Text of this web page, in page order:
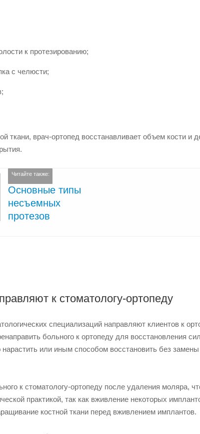
к протезированию;
с челюсти;
ткани, врач-ортопед восстанавливает объем кости и
Читайте также:
Основные типы
несъемных
протезов
к стоматологу-ортопеду
специализаций направляют клиентов к
больного к ортопеду для восстановления
или иным способом восстановить без
к стоматологу-ортопеду после удаления моляра,
практикой, так как вживление некоторых
костной ткани перед вживлением имплантов.